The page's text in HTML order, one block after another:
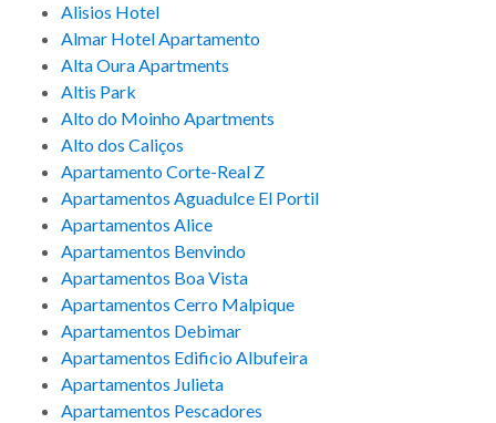
Alisios Hotel
Almar Hotel Apartamento
Alta Oura Apartments
Altis Park
Alto do Moinho Apartments
Alto dos Caliços
Apartamento Corte-Real Z
Apartamentos Aguadulce El Portil
Apartamentos Alice
Apartamentos Benvindo
Apartamentos Boa Vista
Apartamentos Cerro Malpique
Apartamentos Debimar
Apartamentos Edificio Albufeira
Apartamentos Julieta
Apartamentos Pescadores